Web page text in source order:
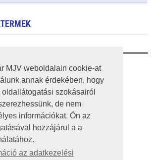
MJV weboldalain cookie-at
annak érdekében, hogy
szokásairól
de nem
információkat. Ön az
hozzájárul a a
az adatkezelési
I ÁLLAPOTA